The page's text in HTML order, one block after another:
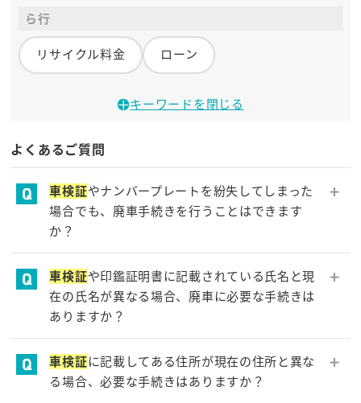
ら行
リサイクル料金 ローン
キーワードを閉じる
よくあるご質問
車検証やナンバープレートを紛失してしまった
場合でも、廃車手続きを行うことはできます
か？
車検証やナンバープレートを紛失したお車の廃車手続
きを行う場合、お客様ご自身で再発行等の手続きをし
ていただく必要があります。ご不明な点などございま
したら、カーネクストまでご相談ください。
車検証や印鑑証明書に記載されている氏名と現
在の氏名が異なる場合、廃車に必要な手続きは
ありますか？
結婚などで車検証
や印鑑証明書の登録時から氏名が変
わっている場合、通常の廃車書類に加えて、戸籍謄本
をご用意いただく必要があります。
車検証に記載してある住所が現在の住所と異な
る場合、必要な手続きはありますか？